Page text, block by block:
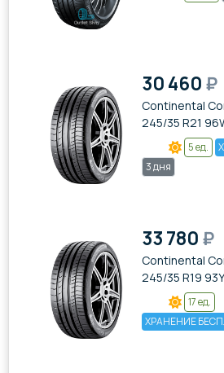
30 460₽
Continental
245/35 R21
5 ед.
3 дня
33 780₽
Continental
245/35 R19
17 ед.
ХРАНЕНИЕ